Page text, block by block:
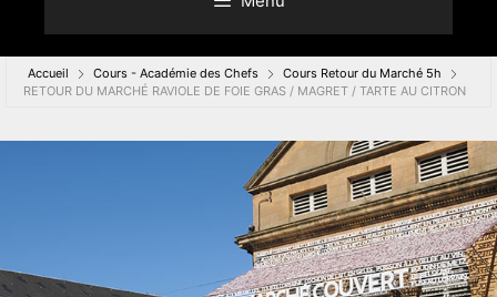
Accueil Cours - Académie des Chefs
Cours Retour du Marché 5h
RETOUR DU MARCHÉ RAVIOLE DE FOIE GRAS / MAGRET / TARTE AU CITRON